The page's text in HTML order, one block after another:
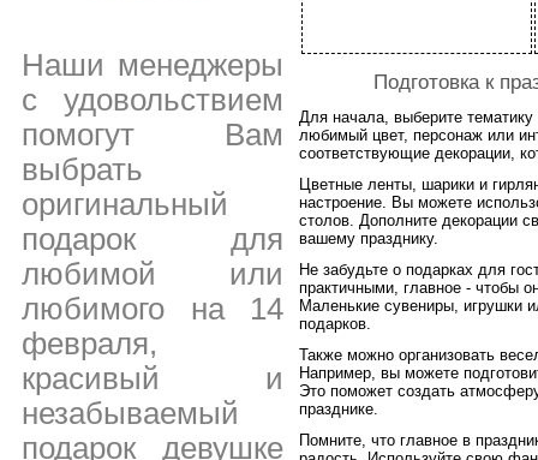
Наши менеджеры
с удовольствием
помогут Вам
выбрать
оригинальный
подарок для
любимой или
любимого на 14
февраля,
красивый и
незабываемый
подарок девушке
Подготовка к
Для начала, выберите
любимый цвет, персонаж или
соответствующие декорации,
Цветные ленты, шарики и
настроение. Вы можете
столов. Дополните декорации
вашему празднику.
Не забудьте о подарках для
практичными, главное - чтобы
Маленькие сувениры, игрушки
подарков.
Также можно организовать
Например, вы можете
Это поможет создать
празднике.
Помните, что главное в